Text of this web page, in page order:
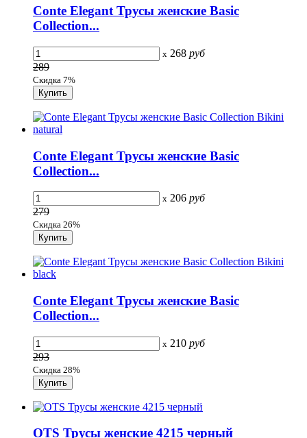
Conte Elegant Трусы женские Basic
Collection...
x 268 руб
289
Скидка 7%
Conte Elegant Трусы женские Basic
Collection...
x 206 руб
279
Скидка 26%
Conte Elegant Трусы женские Basic
Collection...
x 210 руб
293
Скидка 28%
OTS Трусы женские 4215 черный